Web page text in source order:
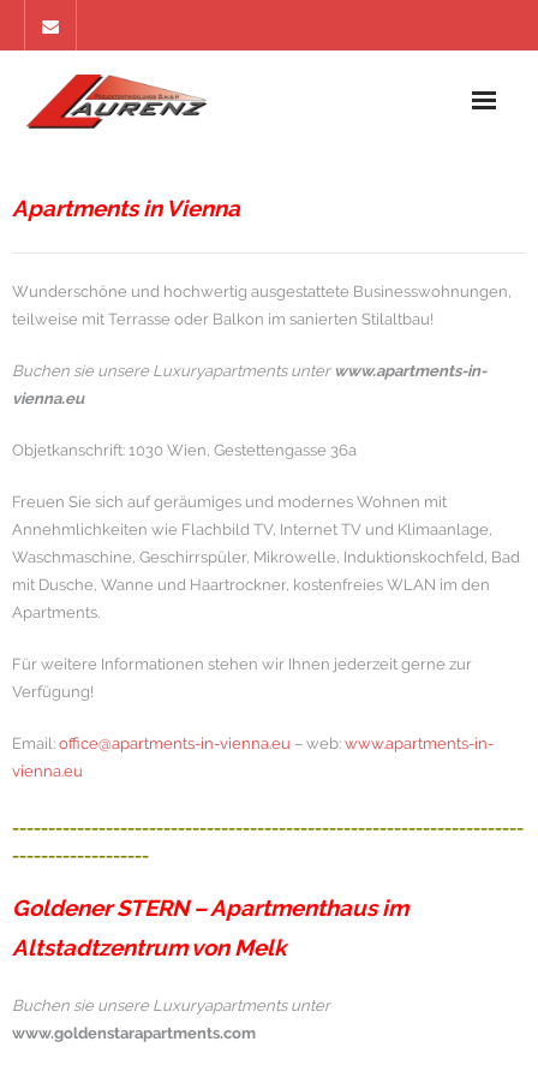
Apartments
Kontakt
Apartments in Vienna
Wunderschöne und hochwertig ausgestattete Businesswohnungen,
teilweise mit Terrasse oder Balkon im sanierten Stilaltbau!
Buchen sie unsere Luxuryapartments unter www.apartments-in-
vienna.eu
Objetkanschrift: 1030 Wien, Gestettengasse 36a
Freuen Sie sich auf geräumiges und modernes Wohnen mit
Annehmlichkeiten wie Flachbild TV, Internet TV und Klimaanlage,
Waschmaschine, Geschirrspüler, Mikrowelle, Induktionskochfeld, Bad
mit Dusche, Wanne und Haartrockner, kostenfreies WLAN im den
Apartments.
Für weitere Informationen stehen wir Ihnen jederzeit gerne zur
Verfügung!
Email: office@apartments-in-vienna.eu – web: www.apartments-in-
vienna.eu
Goldener STERN –Apartmenthaus im
Altstadtzentrum von Melk
Buchen sie unsere Luxuryapartments unter
www.goldenstarapartments.com